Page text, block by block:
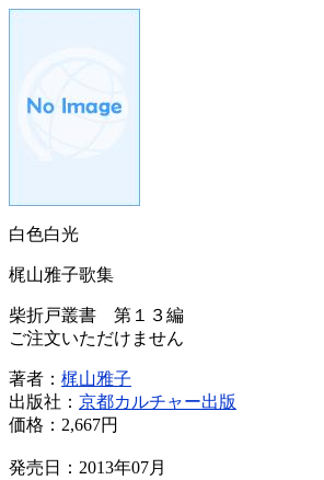
白色白光
梶山雅子歌集
柴折戸叢書 第１３編
ご注文いただけません
著者： 梶山雅子
出版社： 京都カルチャー出版
価格： 2,667円
発売日：2013年07月